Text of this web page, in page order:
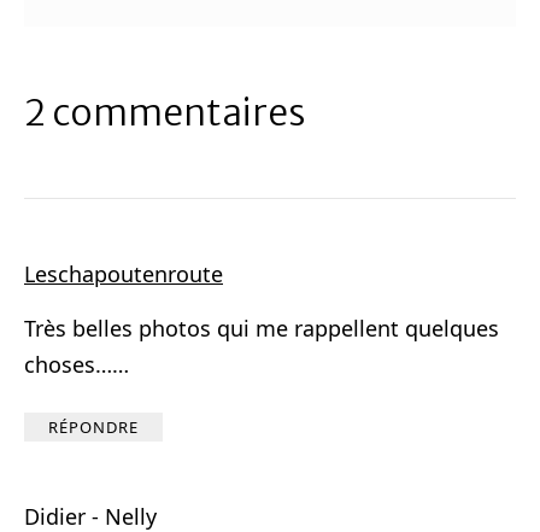
2 commentaires
Leschapoutenroute
Très belles photos qui me rappellent quelques
choses……
RÉPONDRE
Didier - Nelly